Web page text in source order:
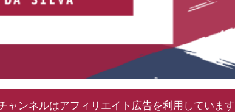
ャンネルはアフィリエイト広告を利用しています